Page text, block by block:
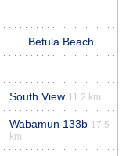
Betula Beach
South View 11.2 km
Wabamun 133b 17.5
km